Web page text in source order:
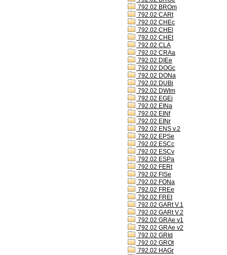
792.02 BROm
792.02 CARt
792.02 CHEc
792.02 CHEl
792.02 CHEt
792.02 CLA
792.02 CRAa
792.02 DIEe
792.02 DOGc
792.02 DONa
792.02 DUBi
792.02 DWIm
792.02 EGEi
792.02 EINa
792.02 EINf
792.02 EINr
792.02 ENS v.2
792.02 EPSe
792.02 ESCc
792.02 ESCv
792.02 ESPa
792.02 FERt
792.02 FISe
792.02 FONa
792.02 FREe
792.02 FREt
792.02 GARt V.1
792.02 GARt V.2
792.02 GRAe v1
792.02 GRAe v2
792.02 GRId
792.02 GROt
792.02 HAGr